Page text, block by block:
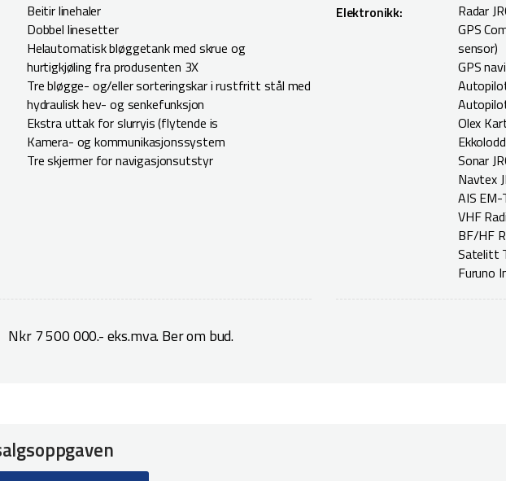
Beitir linehaler
Dobbel linesetter
Helautomatisk bløggetank med skrue og
hurtigkjøling fra produsenten 3X
Tre bløgge- og/eller sorteringskar i rustfritt stål med
hydraulisk hev- og senkefunksjon
Ekstra uttak for slurryis (flytende is
Kamera- og kommunikasjonssystem
Tre skjermer for navigasjonsutstyr
Elektronikk:
Radar
GPS
sensor)
GPS
Olex
Sonar
Navtex
AIS EM-
VHF
BF/HF
Satelitt
Furuno
Nkr 7 500 000.- eks.mva. Ber om bud.